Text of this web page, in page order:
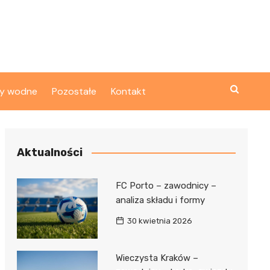
wodne Pozostałe Kontakt
Aktualności
FC Porto – zawodnicy –
analiza składu i formy
30 kwietnia 2026
Wieczysta Kraków –